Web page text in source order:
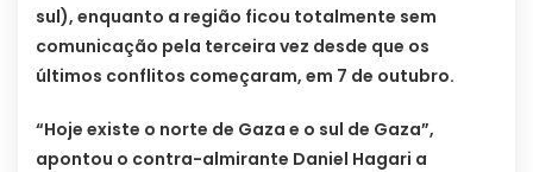
sul), enquanto a região ficou totalmente sem
comunicação pela terceira vez desde que os
últimos conflitos começaram, em 7 de outubro.
“Hoje existe o norte de Gaza e o sul de Gaza”,
apontou o contra-almirante Daniel Hagari a